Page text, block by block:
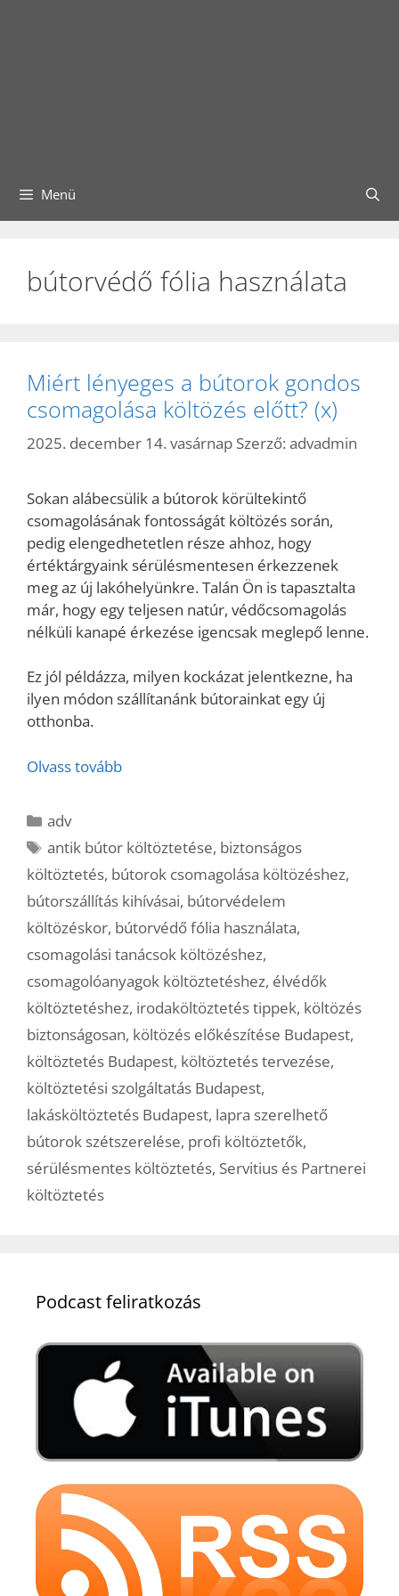
Menü
bútorvédő fólia használata
Miért lényeges a bútorok gondos
csomagolása költözés előtt? (x)
2025. december 14. vasárnap Szerző: advadmin
Sokan alábecsülik a bútorok körültekintő
csomagolásának fontosságát költözés során,
pedig elengedhetetlen része ahhoz, hogy
értéktárgyaink sérülésmentesen érkezzenek
meg az új lakóhelyünkre. Talán Ön is tapasztalta
már, hogy egy teljesen natúr, védőcsomagolás
nélküli kanapé érkezése igencsak meglepő lenne.
Ez jól példázza, milyen kockázat jelentkezne, ha
ilyen módon szállítanánk bútorainkat egy új
otthonba.
Olvass tovább
Kategória
adv
Címkék
antik bútor költöztetése, biztonságos
költöztetés, bútorok csomagolása költözéshez,
bútorszállítás kihívásai, bútorvédelem
költözéskor, bútorvédő fólia használata,
csomagolási tanácsok költözéshez,
csomagolóanyagok költöztetéshez, élvédők
költöztetéshez, irodaköltöztetés tippek, költözés
biztonságosan, költözés előkészítése Budapest,
költöztetés Budapest, költöztetés tervezése,
költöztetési szolgáltatás Budapest,
lakásköltöztetés Budapest, lapra szerelhető
bútorok szétszerelése, profi költöztetők,
sérülésmentes költöztetés, Servitius és Partnerei
költöztetés
Podcast feliratkozás